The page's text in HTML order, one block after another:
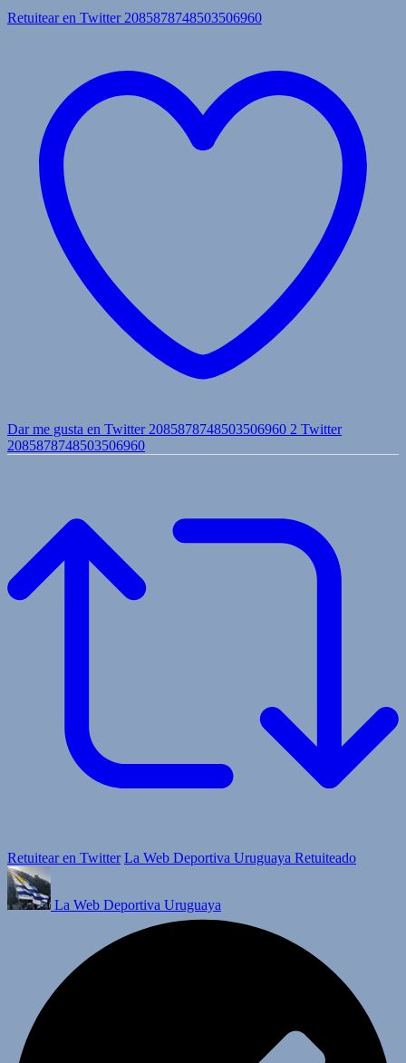
Retuitear en Twitter 2085878748503506960
Dar me gusta en Twitter 2085878748503506960 2 Twitter
2085878748503506960
Retuitear en Twitter La Web Deportiva Uruguaya Retuiteado
La Web Deportiva Uruguaya